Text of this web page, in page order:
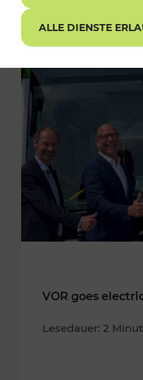
VOR goes
Lesedauer: 2
ALLE DIENSTE